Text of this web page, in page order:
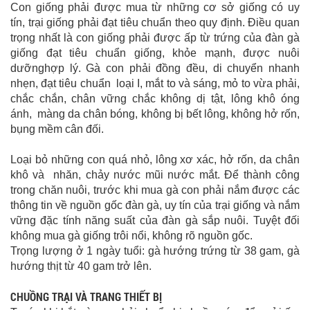
Con giống phải được mua từ những cơ sở giống có uy
tín, trại giống phải đạt tiêu chuẩn theo quy định. Điều quan
trọng nhất là con giống phải được ấp từ trứng của đàn gà
giống đạt tiêu chuẩn giống, khỏe mạnh, được nuôi
dưỡnghợp lý. Gà con phải đồng đều, di chuyển nhanh
nhẹn, đạt tiêu chuẩn loại I, mắt to và sáng, mỏ to vừa phải,
chắc chắn, chân vững chắc không dị tật, lông khô óng
ánh, màng da chân bóng, không bị bết lông, không hở rốn,
bụng mềm cân đối.
Loại bỏ những con quá nhỏ, lông xơ xác, hở rốn, da chân
khô và nhăn, chảy nước mũi nước mắt. Để thành công
trong chăn nuôi, trước khi mua gà con phải nắm được các
thông tin về nguồn gốc đàn gà, uy tín của trại giống và nắm
vững đặc tính năng suất của đàn gà sắp nuôi. Tuyệt đối
không mua gà giống trôi nổi, không rõ nguồn gốc.
Trọng lượng ở 1 ngày tuổi: gà hướng trứng từ 38 gam, gà
hướng thịt từ 40 gam trở lên.
CHUỒNG TRẠI VÀ TRANG THIẾT BỊ